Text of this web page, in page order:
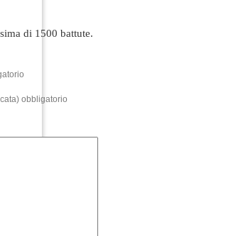
di 1500 battute.
obbligatorio